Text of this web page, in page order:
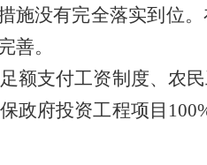
施没有完全落实到位
善。
额支付工资制度、农
政府投资工程项目